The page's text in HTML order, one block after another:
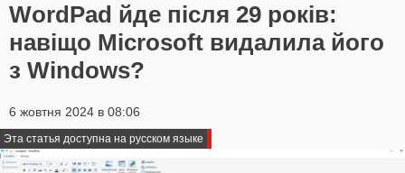
WordPad йде після 29 років:
навіщо Microsoft видалила його
з Windows?
6 жовтня 2024 в 08:06
Эта статья доступна на русском языке